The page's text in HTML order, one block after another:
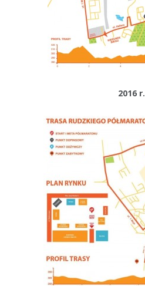
2016 r.